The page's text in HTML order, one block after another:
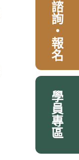
諮詢・報名
學員專區